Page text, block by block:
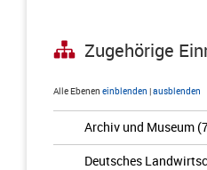
Zugehörige
Alle Ebenen einblenden |ausblenden
Archiv und Museum
Deutsches